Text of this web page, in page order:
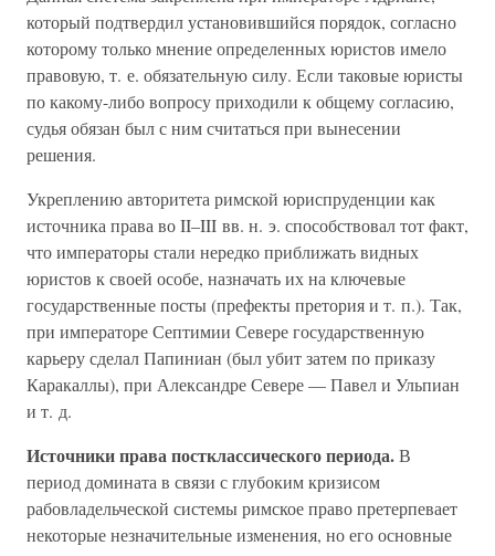
который подтвердил установившийся порядок, согласно
которому только мнение определенных юристов имело
правовую, т. е. обязательную силу. Если таковые юристы
по какому-либо вопросу приходили к общему согласию,
судья обязан был с ним считаться при вынесении
решения.
Укреплению авторитета римской юриспруденции как
источника права во II–III вв. н. э. способствовал тот факт,
что императоры стали нередко приближать видных
юристов к своей особе, назначать их на ключевые
государственные посты (префекты претория и т. п.). Так,
при императоре Септимии Севере государственную
карьеру сделал Папиниан (был убит затем по приказу
Каракаллы), при Александре Севере — Павел и Ульпиан
и т. д.
Источники права постклассического периода.В
период домината в связи с глубоким кризисом
рабовладельческой системы римское право претерпевает
некоторые незначительные изменения, но его основные